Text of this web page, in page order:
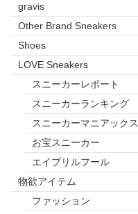
gravis
Other Brand Sneakers
Shoes
LOVE Sneakers
スニーカーレポート
スニーカーランキング
スニーカーマニアックス
お宝スニーカー
エイプリルフール
物欲アイテム
ファッション